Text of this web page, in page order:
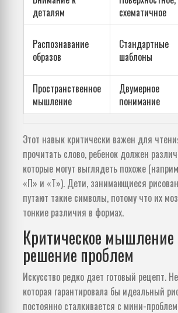
деталям
схематичное
Распознавание
образов
Стандартные
шаблоны
Пространственное
мышление
Двумерное
понимание
Этот навык критически важен для
прочитать слово, ребенок должен
которые могут выглядеть похоже
«П» и «Т»). Дети, занимающиеся
путают такие символы, потому что их
тонкие различия в формах.
Критическое мышление
решение проблем
Искусство редко дает готовый рецепт.
которая гарантировала бы идеальный
постоянно сталкивается с мини-